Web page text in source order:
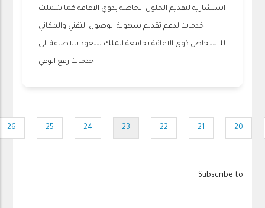
استشارية لتقديم الحلول الخاصة بذوي الاعاقة كما شملت
خدمات لدعم تقديم سهولة الوصول التقني والمكاني
للاشخاص ذوي الاعاقة بجامعة الملك سعود بالاضافة الى
خدمات رفع الوعي
Pagination
Page
20
Page
21
Page
22
Current
23
Page
24
Page
25
26
Subscribe to